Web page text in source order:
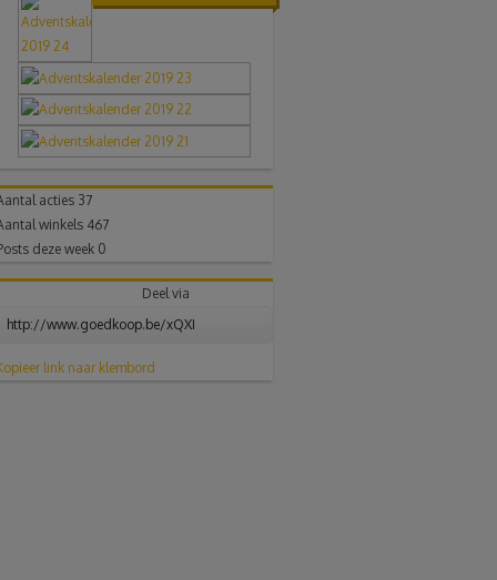
acties 37
winkels 467
deze week 0
Deel via
link naar klembord